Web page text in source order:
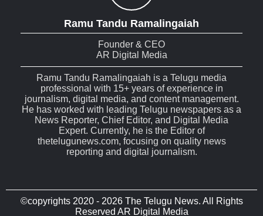
Ramu Tandu Ramalingaiah
Founder & CEO
AR Digital Media
Ramu Tandu Ramalingaiah is a Telugu media
professional with 15+ years of experience in
journalism, digital media, and content management.
He has worked with leading Telugu newspapers as a
News Reporter, Chief Editor, and Digital Media
Expert. Currently, he is the Editor of
thetelugunews.com, focusing on quality news
reporting and digital journalism.
©copyrights 2020 - 2026 The Telugu News. All Rights
Reserved AR Digital Media